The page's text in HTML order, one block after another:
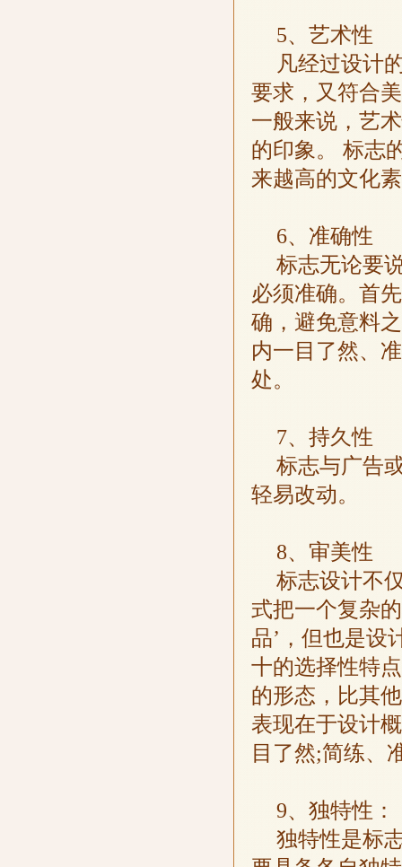
5、艺术性
凡经过设计
要求，又符合
一般来说，艺
的印象。 标志
来越高的文化
6、准确性
标志无论要
必须准确。首
确，避免意料
内一目了然、
处。
7、持久性
标志与广告
轻易改动。
8、审美性
标志设计不
式把一个复杂
品’，但也是设
十的选择性特
的形态，比其
表现在于设计
目了然;简练、
9、独特性：
独特性是标